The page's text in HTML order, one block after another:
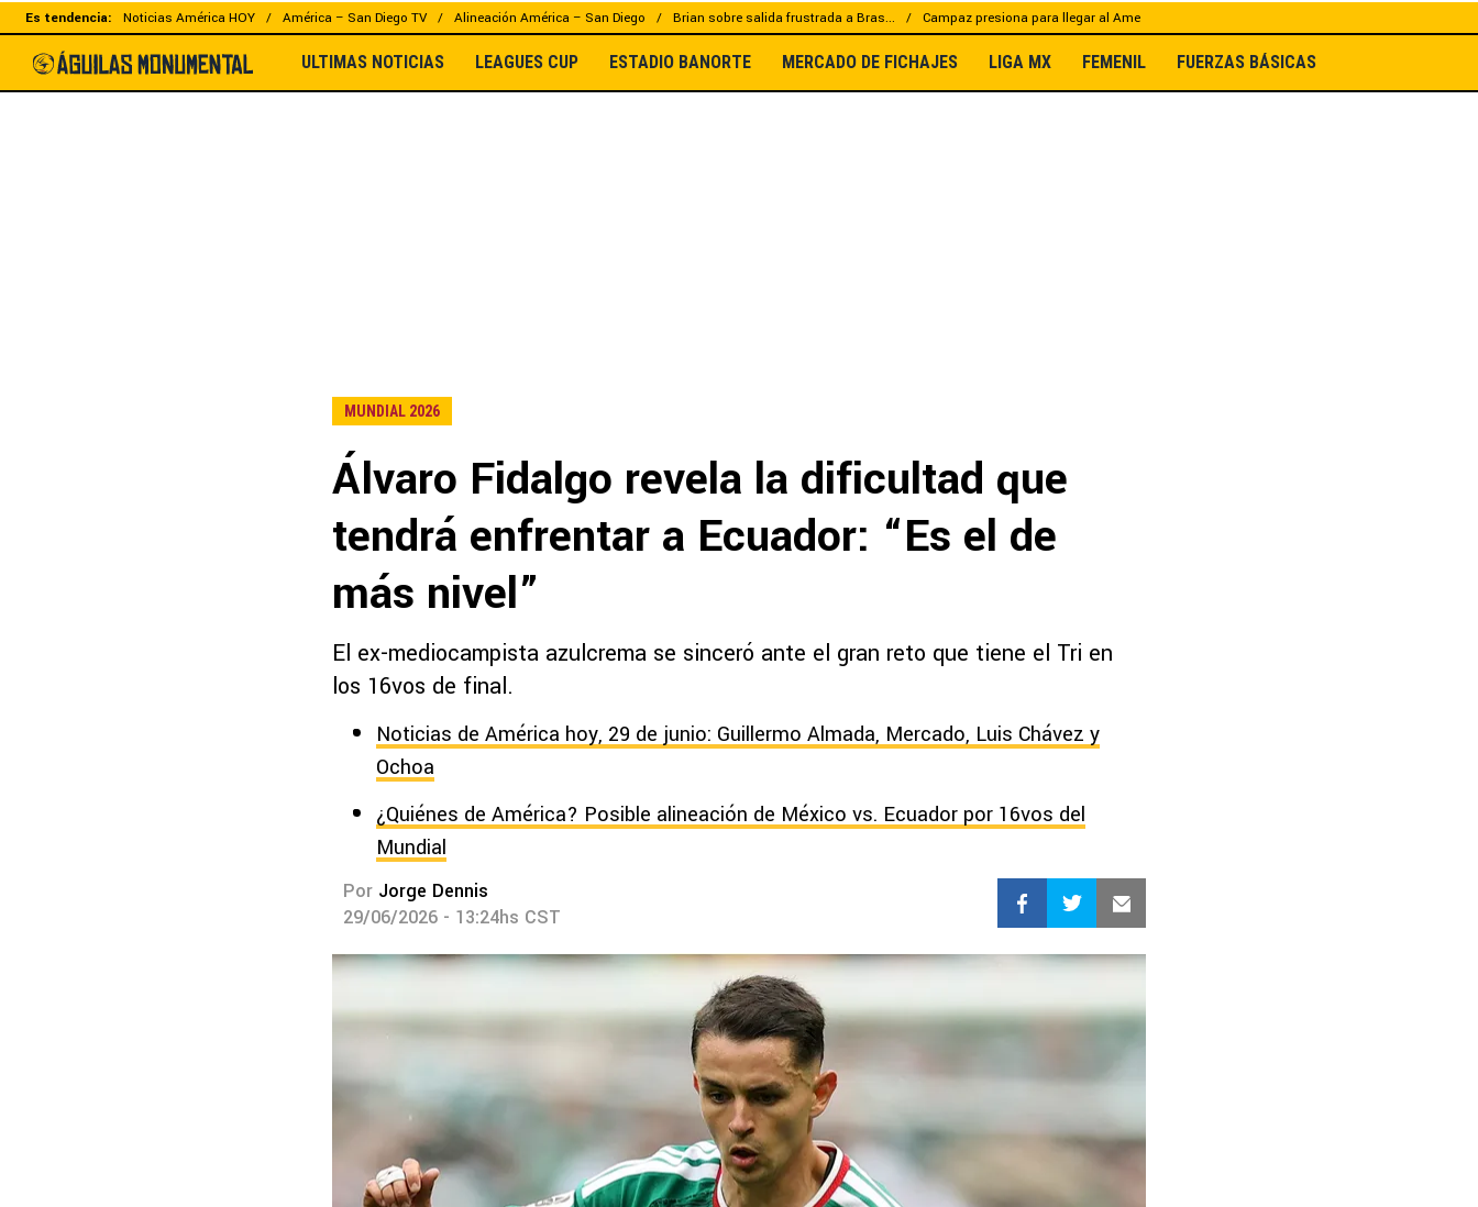
Es tendencia: Noticias América HOY América – San Diego TV Alineación América – San Diego Brian sobre salida frustrada a Bras... Campaz presiona para llegar al Ame
ULTIMAS NOTICIAS LEAGUES CUP ESTADIO BANORTE MERCADO DE FICHAJES LIGA MX FEMENIL FUERZAS BÁSICAS
MUNDIAL 2026
Álvaro Fidalgo revela la dificultad que
tendrá enfrentar a Ecuador: “Es el de
más nivel”
El ex-mediocampista azulcrema se sinceró ante el gran reto que tiene el Tri en
los 16vos de final.
Noticias de América hoy, 29 de junio: Guillermo Almada, Mercado, Luis Chávez y
Ochoa
¿Quiénes de América? Posible alineación de México vs. Ecuador por 16vos del
Mundial
Por Jorge Dennis
29/06/2026 - 13:24hs CST